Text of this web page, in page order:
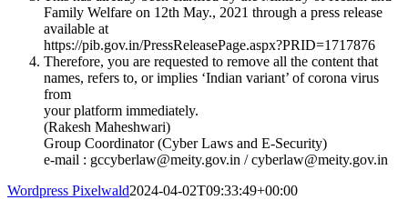
Family Welfare on 12th May., 2021 through a press release
available at
https://pib.gov.in/PressReleasePage.aspx?PRID=1717876
Therefore, you are requested to remove all the content that
names, refers to, or implies ‘Indian variant’ of corona virus
from
your platform immediately.
(Rakesh Maheshwari)
Group Coordinator (Cyber Laws and E-Security)
e-mail : gccyberlaw@meity.gov.in /cyberlaw@meity.gov.in
Wordpress Pixelwald2024-04-02T09:33:49+00:00